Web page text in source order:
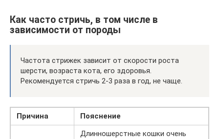
Как часто стричь, в том числе в
зависимости от породы
Частота стрижек зависит от скорости роста
шерсти, возраста кота, его здоровья.
Рекомендуется стричь 2-3 раза в год, не чаще.
Причина Пояснение
Длинношерстные кошки очень